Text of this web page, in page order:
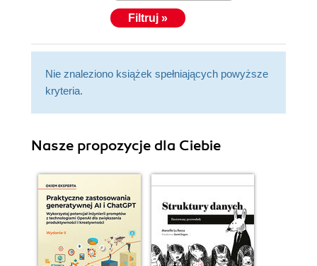
Filtruj »
Nie znaleziono książek spełniających powyższe
kryteria.
Nasze propozycje dla Ciebie